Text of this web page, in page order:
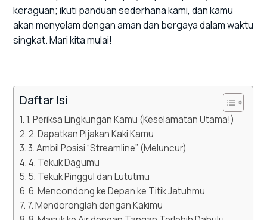
keraguan; ikuti panduan sederhana kami, dan kamu
akan menyelam dengan aman dan bergaya dalam waktu
singkat. Mari kita mulai!
Daftar Isi
1. Periksa Lingkungan Kamu (Keselamatan Utama!)
2. Dapatkan Pijakan Kaki Kamu
3. Ambil Posisi “Streamline” (Meluncur)
4. Tekuk Dagumu
5. Tekuk Pinggul dan Lututmu
6. Mencondong ke Depan ke Titik Jatuhmu
7. Mendoronglah dengan Kakimu